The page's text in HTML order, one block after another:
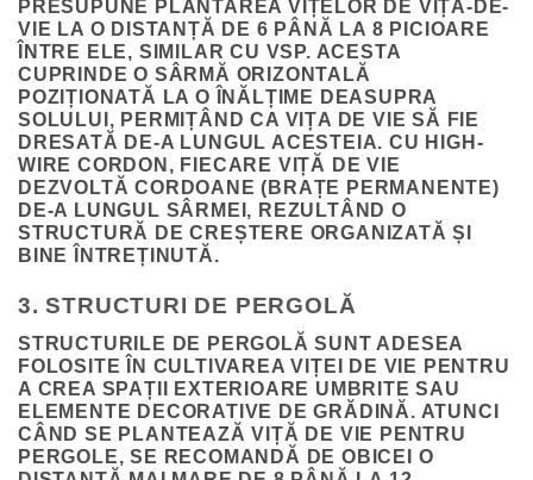
PRESUPUNE PLANTAREA VIȚELOR DE VIȚĂ-DE-
VIE LA O DISTANȚĂ DE 6 PÂNĂ LA 8 PICIOARE
ÎNTRE ELE, SIMILAR CU VSP. ACESTA
CUPRINDE O SÂRMĂ ORIZONTALĂ
POZIȚIONATĂ LA O ÎNĂLȚIME DEASUPRA
SOLULUI, PERMIȚÂND CA VIȚA DE VIE SĂ FIE
DRESATĂ DE-A LUNGUL ACESTEIA. CU HIGH-
WIRE CORDON, FIECARE VIȚĂ DE VIE
DEZVOLTĂ CORDOANE (BRAȚE PERMANENTE)
DE-A LUNGUL SÂRMEI, REZULTÂND O
STRUCTURĂ DE CREȘTERE ORGANIZATĂ ȘI
BINE ÎNTREȚINUTĂ.
3. STRUCTURI DE PERGOLĂ
STRUCTURILE DE PERGOLĂ SUNT ADESEA
FOLOSITE ÎN CULTIVAREA VIȚEI DE VIE PENTRU
A CREA SPAȚII EXTERIOARE UMBRITE SAU
ELEMENTE DECORATIVE DE GRĂDINĂ. ATUNCI
CÂND SE PLANTEAZĂ VIȚĂ DE VIE PENTRU
PERGOLE, SE RECOMANDĂ DE OBICEI O